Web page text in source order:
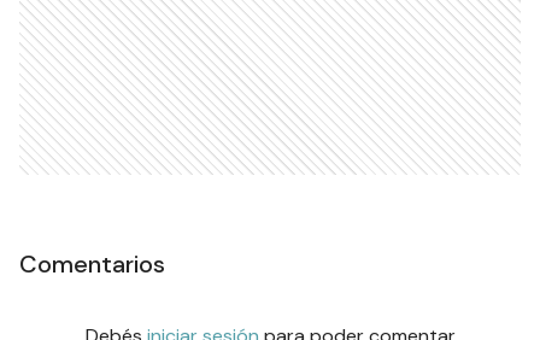
Comentarios